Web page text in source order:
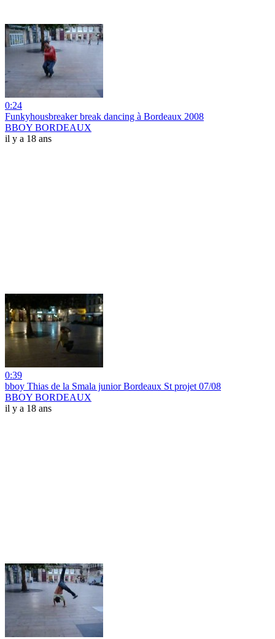
0:24
Funkyhousbreaker break dancing à Bordeaux 2008
BBOY BORDEAUX
il y a 18 ans
0:39
bboy Thias de la Smala junior Bordeaux St projet 07/08
BBOY BORDEAUX
il y a 18 ans